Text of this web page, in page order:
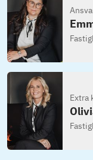
Extra